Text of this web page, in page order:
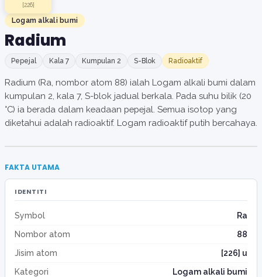
[226]
Logam alkali bumi
Radium
Pepejal Kala 7 Kumpulan 2 S-Blok Radioaktif
Radium (Ra, nombor atom 88) ialah Logam alkali bumi dalam
kumpulan 2, kala 7, S-blok jadual berkala. Pada suhu bilik (20
°C) ia berada dalam keadaan pepejal. Semua isotop yang
diketahui adalah radioaktif. Logam radioaktif putih bercahaya.
FAKTA UTAMA
IDENTITI
Symbol
Ra
Nombor atom
88
Jisim atom
[226] u
Kategori
Logam alkali bumi